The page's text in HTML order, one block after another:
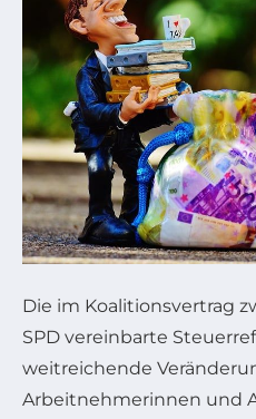
Die im Koalitionsvertrag
SPD vereinbarte
weitreichende
Arbeitnehmerinnen und